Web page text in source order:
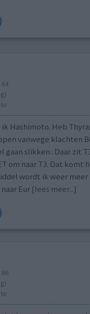
64
ik Hashimoto. Heb
vanwege klachten
slikken . Daar zit
om naar T3. Dat
wordt ik weer
Eur [lees meer...]
66